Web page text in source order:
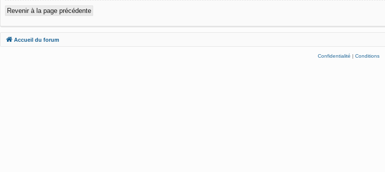
Revenir à la page précédente
Accueil du forum
Confidentialité | Conditions